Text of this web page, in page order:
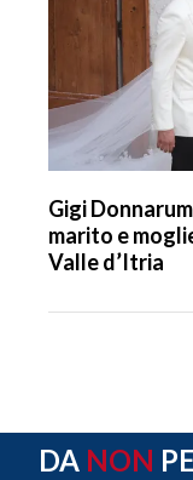
Gigi
marito e
Valle d’Itria
DA NON